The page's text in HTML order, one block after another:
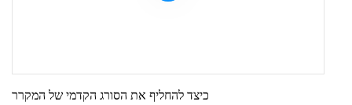
כיצד להחליף את הסורג הקדמי של המקרר